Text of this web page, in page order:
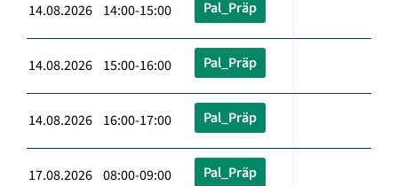
14.08.2026 14:00-15:00 Pal_Präp
14.08.2026 15:00-16:00 Pal_Präp
14.08.2026 16:00-17:00 Pal_Präp
17.08.2026 08:00-09:00 Pal_Präp